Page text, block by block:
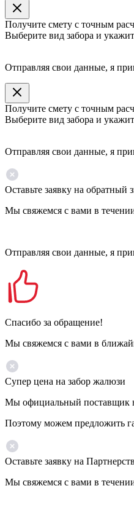
Получите смету с точным
Выберите вид забора и
Отправляя свои данные, я
Получите смету с точным
Выберите вид забора и
Отправляя свои данные, я
Оставьте заявку на обратный
Мы свяжемся с вами в
Отправляя свои данные, я
Спасибо за обращение!
Мы свяжемся с вами в
Супер цена на забор жалюзи
Мы официальный поставщик
Поэтому можем предложить
Оставьте заявку на
Мы свяжемся с вами в